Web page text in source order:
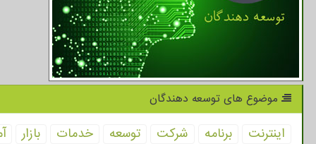
موضوع های توسعه دهندگان
اینترنت برنامه شركت توسعه خدمات بازار